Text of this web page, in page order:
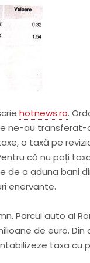
hotnews.ro.
ne-au transferat-
o taxă pe
că nu poți
a aduna bani
enervante.
Parcul auto al
de euro.
taxa cu